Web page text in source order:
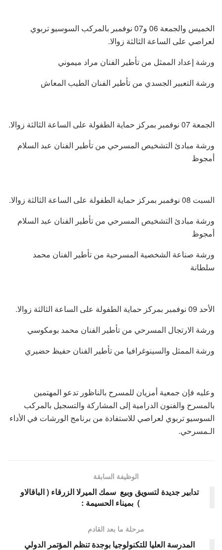
الخميس والجمعة 06 و07 نوفمبر بالمركب السوسيو تربوي
لعراصي على الساعة الثالثة زوالا.
ورشة إعداد الممثل من تأطير الفنان مراد ميموني
ورشة التعبير الجسدي من تأطير الفنان الطيب المعاش
الجمعة 07 نوفمبر بمركز حماية الطفولة على الساعة الثالثة زوالا.
ورشة مبادئ التشخيص المسرحي من تأطير الفنان عبد السلام
أمجوظ
السبت 08 نوفمبر بمركز حماية الطفولة على الساعة الثالثة زوالا.
ورشة مبادئ التشخيص المسرحي من تأطير الفنان عبد السلام
أمجوظ
ورشة صناعة الشخصية المسرحية من تأطير الفنان محمد
سلطانة
الأحد 09 نوفمبر بمركز حماية الطفولة على الساعة الثالثة زوالا.
ورشة الارتجال المسرحي من تأطير الفنان محمد بومكوسي
ورشة الممثل والسينوغرافيا من تأطير الفنان حفيظ حضيري
وعليه فإن جمعية أمزيان للمسرح بالناظور تدعو المهتمين
بالمسرح والفنون الدرامية إلى المشاركة والتسجيل بالمركب
السوسيو تربوي لعراصي للاستفادة من برنامج الورشات في الأداء
الـمسرحي.
الوظيفة السابقة
تدابير جديدة لتسويق وبيع سمك الميرلا الزرقاء ( الباقالاو
) بميناء الحسيمة :
مرحلة ما بعد القادم
المدرسة العليا للتكنولوجيا بوجدة تنظم المؤتمر الدولي